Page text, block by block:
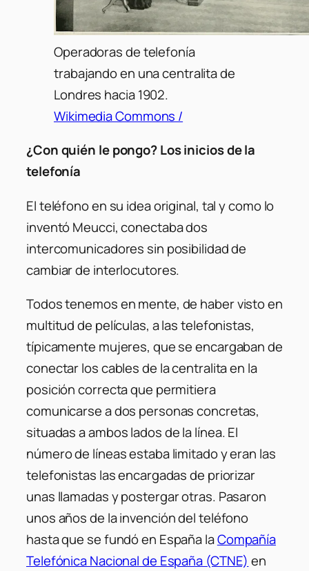
Operadoras de telefonía
trabajando en una centralita de
Londres hacia 1902.
Wikimedia Commons /
¿Con quién le pongo? Los inicios de la
telefonía
El teléfono en su idea original, tal y como lo
inventó Meucci, conectaba dos
intercomunicadores sin posibilidad de
cambiar de interlocutores.
Todos tenemos en mente, de haber visto en
multitud de películas, a las telefonistas,
típicamente mujeres, que se encargaban de
conectar los cables de la centralita en la
posición correcta que permitiera
comunicarse a dos personas concretas,
situadas a ambos lados de la línea. El
número de líneas estaba limitado y eran las
telefonistas las encargadas de priorizar
unas llamadas y postergar otras. Pasaron
unos años de la invención del teléfono
hasta que se fundó en España laCompañía
Telefónica Nacional de España (CTNE) en